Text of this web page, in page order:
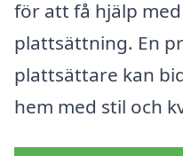
för att få hjälp
plattsättning. En
plattsättare kan
hem med stil och